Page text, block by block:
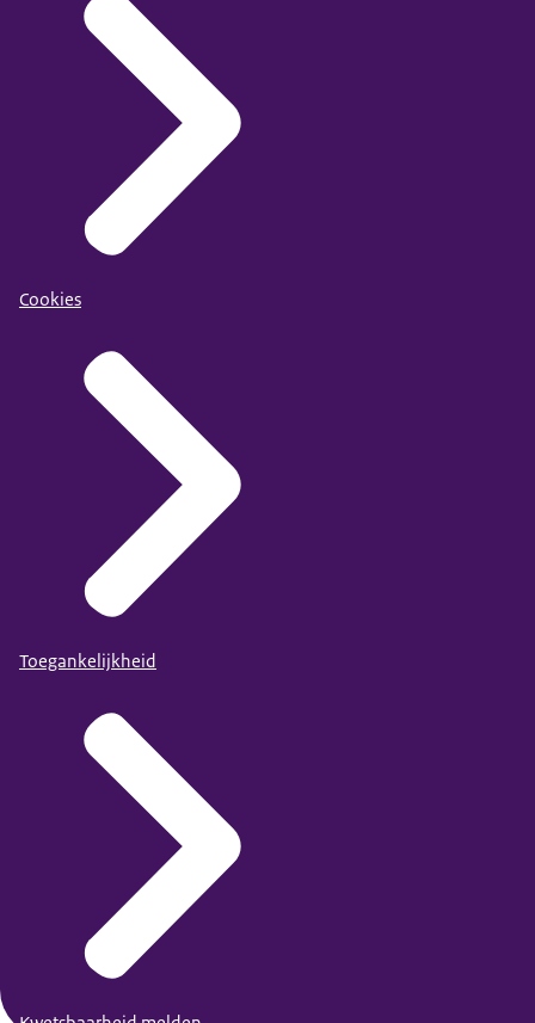
Het rapport
Discriminatie op de zorgwerkvloer herkennen en
Vier successen binnen de organisatie.
Kijk bijvoorbeeld aan het eind van het jaar feestelijk
terug op een nieuw initiatief voor inclusie dat jullie zijn
gestart. Of bespreek hoe jullie moeilijke dingen als
organisatie hebben doorstaan. Zo leer je met elkaar
van dingen die goed zijn gegaan of dingen die
ingewikkeld waren.
Cookies
Toegankelijkheid